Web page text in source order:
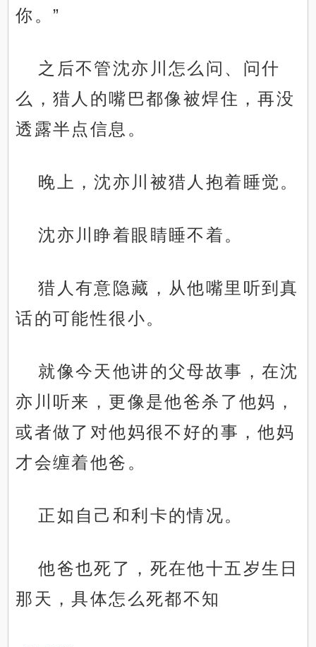
你。”
之后不管沈亦川怎么问、问什
么，猎人的嘴巴都像被焊住，再没
透露半点信息。
晚上，沈亦川被猎人抱着睡觉。
沈亦川睁着眼睛睡不着。
猎人有意隐藏，从他嘴里听到真
话的可能性很小。
就像今天他讲的父母故事，在沈
亦川听来，更像是他爸杀了他妈，
或者做了对他妈很不好的事，他妈
才会缠着他爸。
正如自己和利卡的情况。
他爸也死了，死在他十五岁生日
那天，具体怎么死都不知